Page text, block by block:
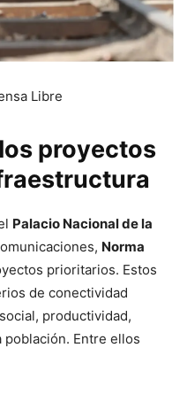
Libre
proyectos
Palacio Nacional de la
Norma
prioritarios. Estos
de conectividad
productividad,
Entre ellos